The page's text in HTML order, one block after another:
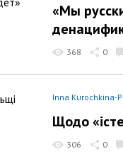
«Мы
368 0
Inna Kurochkina-
Щодо
306 0